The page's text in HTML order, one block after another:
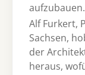
aufzubauen.
Alf Furkert,
Sachsen,
der
heraus,